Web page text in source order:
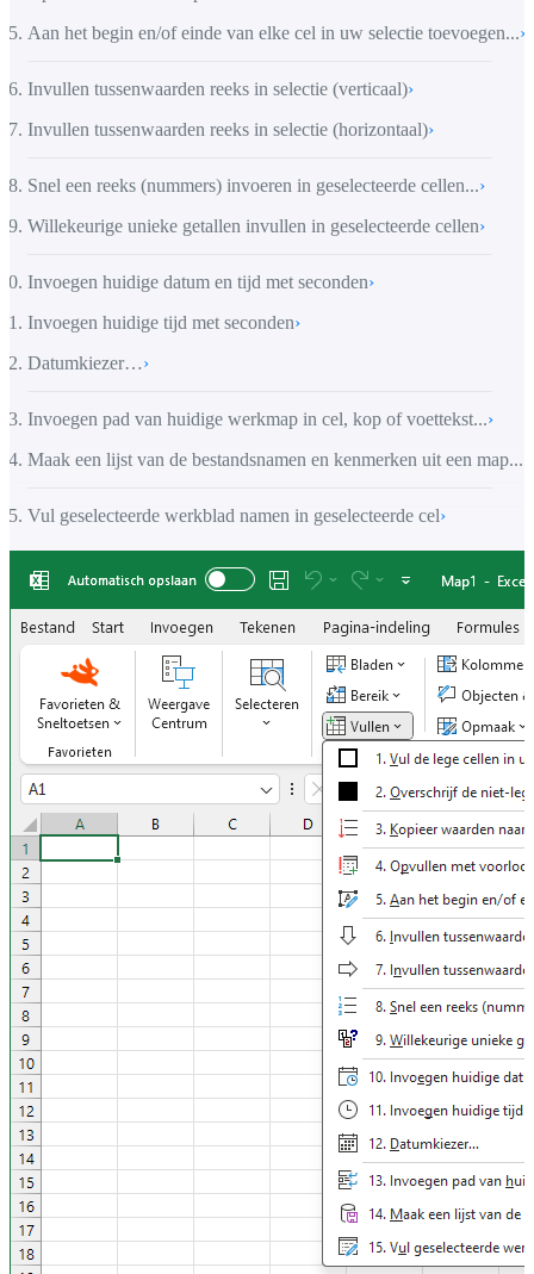
Aan het begin en/of einde van elke cel in uw selectie toevoegen...›
Invullen tussenwaarden reeks in selectie (verticaal)›
Invullen tussenwaarden reeks in selectie (horizontaal)›
Snel een reeks (nummers) invoeren in geselecteerde cellen...›
Willekeurige unieke getallen invullen in geselecteerde cellen›
Invoegen huidige datum en tijd met seconden›
Invoegen huidige tijd met seconden›
Datumkiezer…›
Invoegen pad van huidige werkmap in cel, kop of voettekst...›
Maak een lijst van de bestandsnamen en kenmerken uit een map...
Vul geselecteerde werkblad namen in geselecteerde cel›